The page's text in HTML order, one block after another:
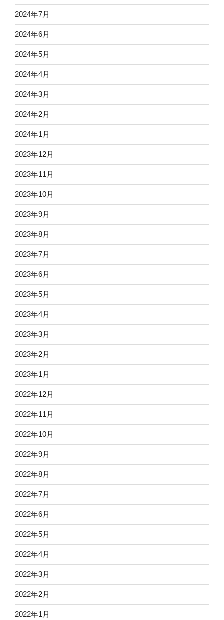
2024年7月
2024年6月
2024年5月
2024年4月
2024年3月
2024年2月
2024年1月
2023年12月
2023年11月
2023年10月
2023年9月
2023年8月
2023年7月
2023年6月
2023年5月
2023年4月
2023年3月
2023年2月
2023年1月
2022年12月
2022年11月
2022年10月
2022年9月
2022年8月
2022年7月
2022年6月
2022年5月
2022年4月
2022年3月
2022年2月
2022年1月